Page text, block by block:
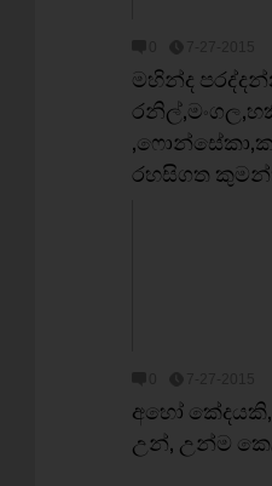
මහින්ද
රහසිගත
අහෝ
උන්, උන්ම